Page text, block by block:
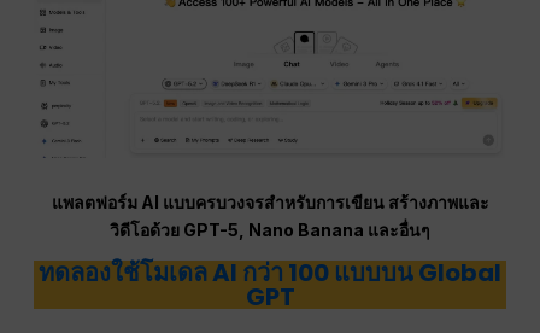
แพลตฟอร์ม AI แบบครบวงจรสำหรับการเขียน สร้างภาพและ
วิดีโอด้วย GPT-5, Nano Banana และอื่นๆ
ทดลองใช้โมเดล AI กว่า 100 แบบบน Global
GPT